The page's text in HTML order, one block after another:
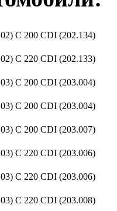
C 200 CDI (202.134)
C 220 CDI (202.133)
C 200 CDI (203.004)
C 200 CDI (203.004)
C 200 CDI (203.007)
C 220 CDI (203.006)
C 220 CDI (203.006)
C 220 CDI (203.008)